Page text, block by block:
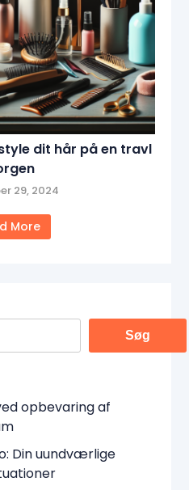
dit hår på en travl
29, 2024
More
Søg
opbevaring af
Din uundværlige